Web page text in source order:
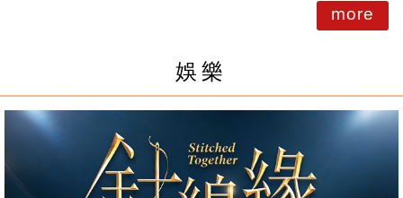
more
娛樂